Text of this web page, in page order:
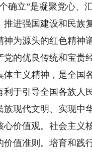
确立”是凝聚党心、
进强国建设和民族
源头的红色精神
的优良传统和宝贵
主义精神，是全国
于引导全国各族人
现代文明、实现中
值观。社会主义
值准则。培育和践